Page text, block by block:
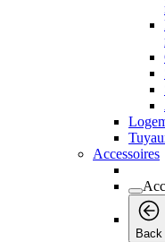
Accessoires
Back